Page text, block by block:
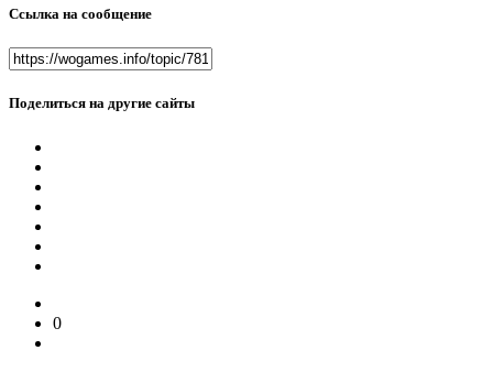
Ссылка на сообщение
Поделиться на другие сайты
0